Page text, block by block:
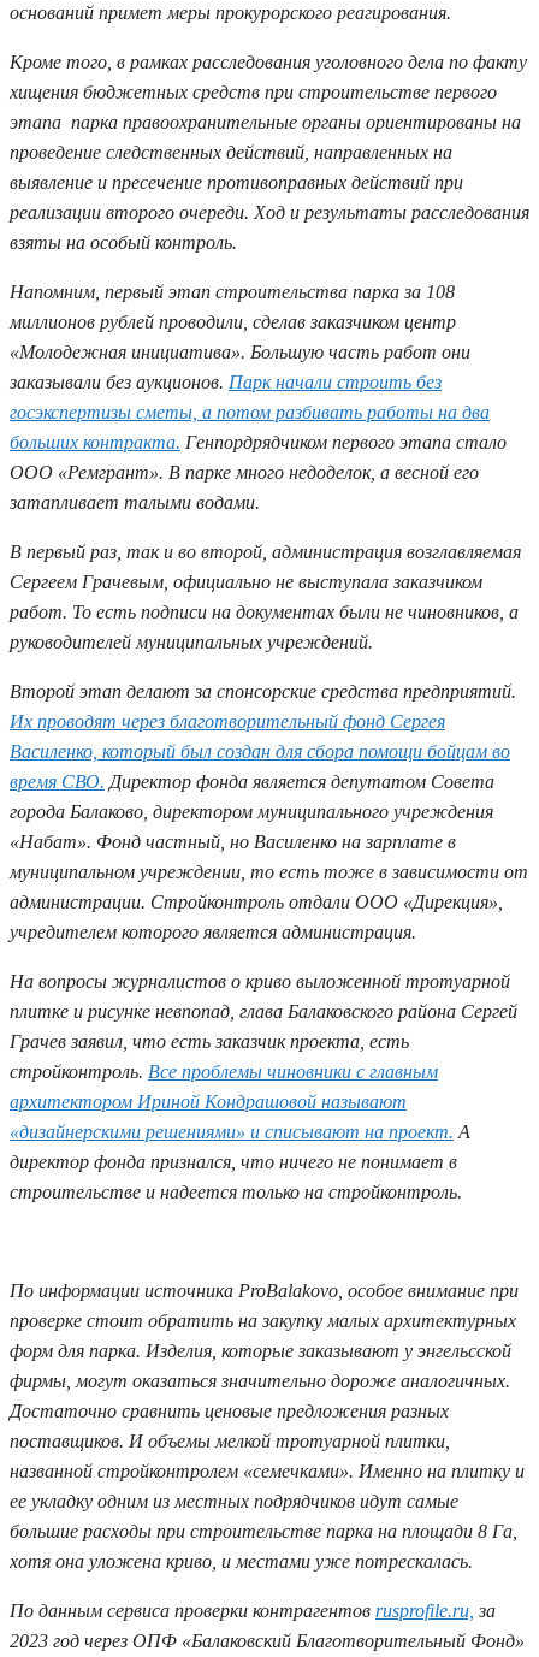
оснований примет меры прокурорского реагирования.
Кроме того, в рамках расследования уголовного дела по факту
хищения бюджетных средств при строительстве первого
этапа парка правоохранительные органы ориентированы на
проведение следственных действий, направленных на
выявление и пресечение противоправных действий при
реализации второго очереди. Ход и результаты расследования
взяты на особый контроль.
Напомним, первый этап строительства парка за 108
миллионов рублей проводили, сделав заказчиком центр
«Молодежная инициатива». Большую часть работ они
заказывали без аукционов. Парк начали строить без
госэкспертизы сметы, а потом разбивать работы на два
больших контракта. Генпордрядчиком первого этапа стало
ООО «Ремгрант». В парке много недоделок, а весной его
затапливает талыми водами.
В первый раз, так и во второй, администрация возглавляемая
Сергеем Грачевым, официально не выступала заказчиком
работ. То есть подписи на документах были не чиновников, а
руководителей муниципальных учреждений.
Второй этап делают за спонсорские средства предприятий.
Их проводят через благотворительный фонд Сергея
Василенко, который был создан для сбора помощи бойцам во
время СВО. Директор фонда является депутатом Совета
города Балаково, директором муниципального учреждения
«Набат». Фонд частный, но Василенко на зарплате в
муниципальном учреждении, то есть тоже в зависимости от
администрации. Стройконтроль отдали ООО «Дирекция»,
учредителем которого является администрация.
На вопросы журналистов о криво выложенной тротуарной
плитке и рисунке невпопад, глава Балаковского района Сергей
Грачев заявил, что есть заказчик проекта, есть
стройконтроль. Все проблемы чиновники с главным
архитектором Ириной Кондрашовой называют
«дизайнерскими решениями» и списывают на проект. А
директор фонда признался, что ничего не понимает в
строительстве и надеется только на стройконтроль.
По информации источника ProBalakovo, особое внимание при
проверке стоит обратить на закупку малых архитектурных
форм для парка. Изделия, которые заказывают у энгельсской
фирмы, могут оказаться значительно дороже аналогичных.
Достаточно сравнить ценовые предложения разных
поставщиков. И объемы мелкой тротуарной плитки,
названной стройконтролем «семечками». Именно на плитку и
ее укладку одним из местных подрядчиков идут самые
большие расходы при строительстве парка на площади 8 Га,
хотя она уложена криво, и местами уже потрескалась.
По данным сервиса проверки контрагентов rusprofile.ru, за
2023 год через ОПФ «Балаковский Благотворительный Фонд»